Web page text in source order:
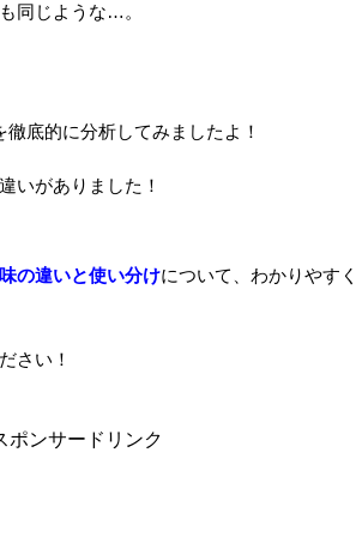
同じような…。
底的に分析してみましたよ！
いがありました！
の違いと使い分けについて、わかりやす
さい！
ポンサードリンク